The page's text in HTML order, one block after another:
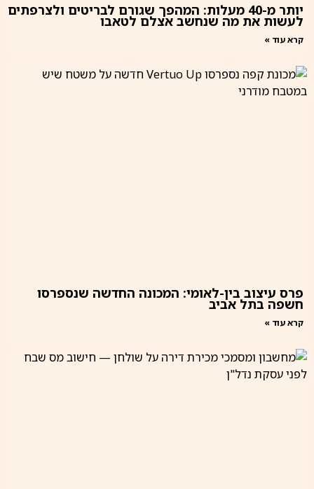
יותר מ-40 מעלות: המהפך שגורם לבריטים ולצרפתים
לעשות את מה שנחשב אצלם לטאבו
קרא עוד »
פרס עיצוב בין-לאומי: המכונה החדשה שנספרסו
חשפה בתל אביב
קרא עוד »